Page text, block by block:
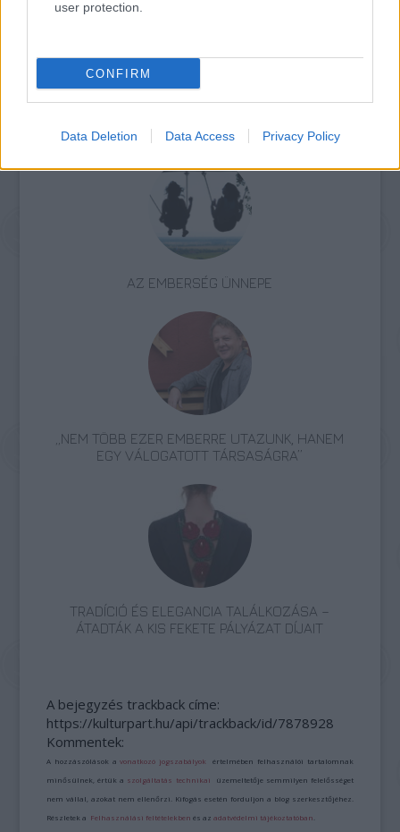
user protection.
CONFIRM
Data Deletion Data Access Privacy Policy
AZ EMBERSÉG ÜNNEPE
„NEM TÖBB EZER EMBERRE UTAZUNK, HANEM
EGY VÁLOGATOTT TÁRSASÁGRA”
TRADÍCIÓ ÉS ELEGANCIA TALÁLKOZÁSA –
ÁTADTÁK A KIS FEKETE PÁLYÁZAT DÍJAIT
A bejegyzés trackback címe:
https://kulturpart.hu/api/trackback/id/7878928
Kommentek:
A hozzászólások avonatkozó jogszabályok értelmében felhasználói tartalomnak
minősülnek, értük a szolgáltatás technikai üzemeltetője semmilyen felelősséget
nem vállal, azokat nem ellenőrzi. Kifogás esetén forduljon a blog szerkesztőjéhez.
Részletek a Felhasználási feltételekben és azadatvédelmi tájékoztatóban